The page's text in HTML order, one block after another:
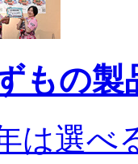
もの製
は選べ